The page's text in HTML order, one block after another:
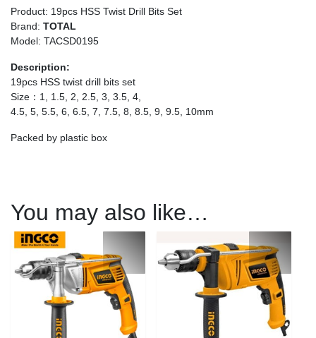
Product: 19pcs HSS Twist Drill Bits Set
Brand: TOTAL
Model: TACSD0195
Description:
19pcs HSS twist drill bits set
Size：1, 1.5, 2, 2.5, 3, 3.5, 4,
4.5, 5, 5.5, 6, 6.5, 7, 7.5, 8, 8.5, 9, 9.5, 10mm
Packed by plastic box
You may also like…